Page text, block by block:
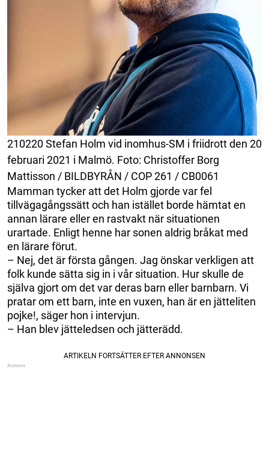
210220 Stefan Holm vid inomhus-SM i friidrott den 20
februari 2021 i Malmö. Foto: Christoffer Borg
Mattisson / BILDBYRÅN / COP 261 / CB0061
Mamman tycker att det Holm gjorde var fel
tillvägagångssätt och han istället borde hämtat en
annan lärare eller en rastvakt när situationen
urartade. Enligt henne har sonen aldrig bråkat med
en lärare förut.
– Nej, det är första gången. Jag önskar verkligen att
folk kunde sätta sig in i vår situation. Hur skulle de
själva gjort om det var deras barn eller barnbarn. Vi
pratar om ett barn, inte en vuxen, han är en jätteliten
pojke!, säger hon i intervjun.
– Han blev jätteledsen och jätterädd.